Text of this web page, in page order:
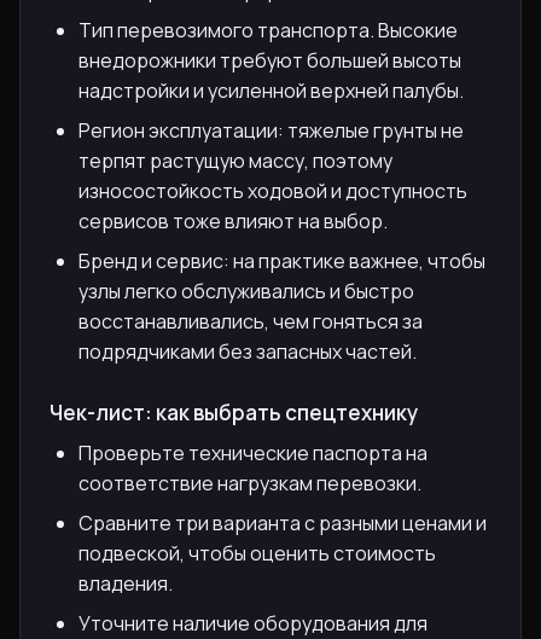
Тип перевозимого транспорта. Высокие
внедорожники требуют большей высоты
надстройки и усиленной верхней палубы.
Регион эксплуатации: тяжелые грунты не
терпят растущую массу, поэтому
износостойкость ходовой и доступность
сервисов тоже влияют на выбор.
Бренд и сервис: на практике важнее, чтобы
узлы легко обслуживались и быстро
восстанавливались, чем гоняться за
подрядчиками без запасных частей.
Чек-лист: как выбрать спецтехнику
Проверьте технические паспорта на
соответствие нагрузкам перевозки.
Сравните три варианта с разными ценами и
подвеской, чтобы оценить стоимость
владения.
Уточните наличие оборудования для